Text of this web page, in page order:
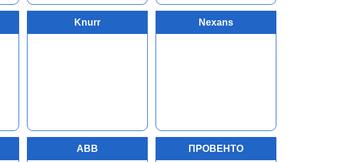
Knurr Nexans
АBB ПРОВЕНТО